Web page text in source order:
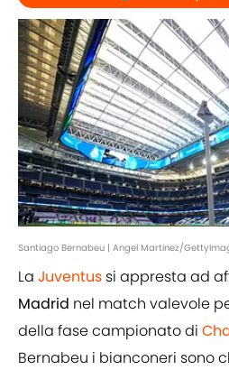
Santiago Bernabeu | Angel Martinez/
La Juventus si appresta ad
Madrid nel match valevole
della fase campionato di
Bernabeu i bianconeri sono